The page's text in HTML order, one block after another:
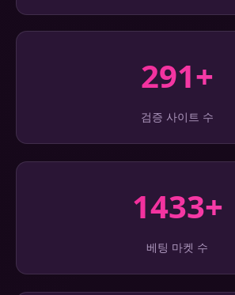
291+
검증 사이트 수
1433+
베팅 마켓 수